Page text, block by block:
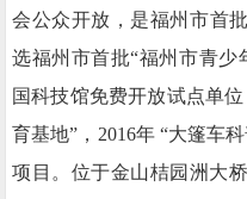
会公众开放，是福州市首
选福州市首批“福州市青少
国科技馆免费开放试点单
育基地”，2016年 “大篷车
项目。位于金山桔园洲大